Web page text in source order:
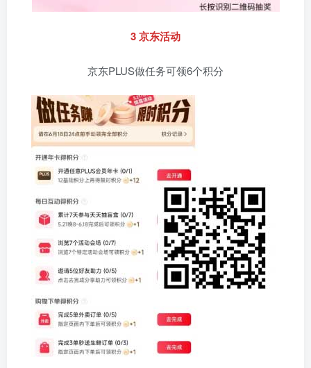
3 京东活动
京东PLUS做任务可领6个积分